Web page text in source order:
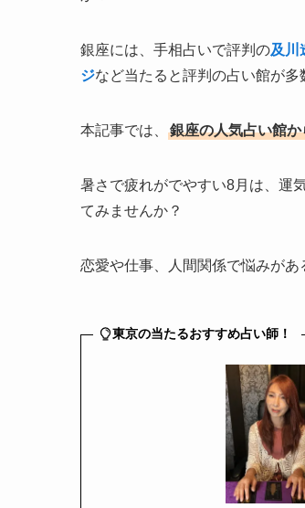
銀座には、手相占いで評判の及川
ジなど当たると評判の占い館が多
本記事では、 銀座の人気占い館
暑さで疲れがでやすい8月は、運
てみませんか？
恋愛や仕事、人間関係で悩みが
東京の当たるおすすめ占い師！